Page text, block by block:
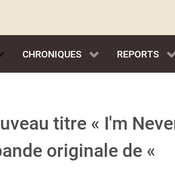
CHRONIQUES REPORTS
titre « I'm
originale de «